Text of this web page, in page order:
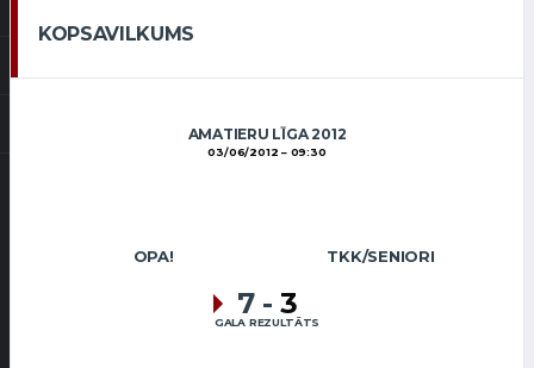
KOPSAVILKUMS
AMATIERU LĪGA 2012
03/06/2012 09:30
OPA! TKK/SENIORI
7 - 3
GALA REZULTĀTS